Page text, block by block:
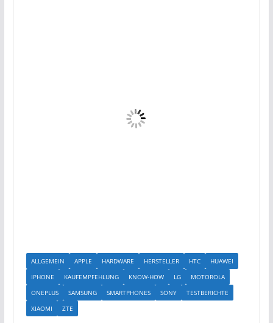
ALLGEMEIN APPLE HARDWARE HERSTELLER HTC
HUAWEI
IPHONE
KAUFEMPFEHLUNG KNOW-HOW LG
MOTOROLA
ONEPLUS
SAMSUNG SMARTPHONES SONY
TESTBERICHTE
XIAOMI
ZTE